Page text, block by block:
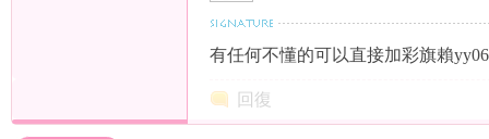
有任何不懂的可以直接加彩旗賴
回復